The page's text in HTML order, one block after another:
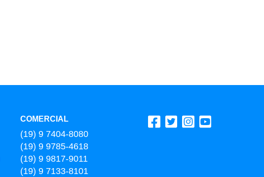
COMERCIAL
(19) 9 7404-8080
(19) 9 9785-4618
(19) 9 9817-9011
(19) 9 7133-8101